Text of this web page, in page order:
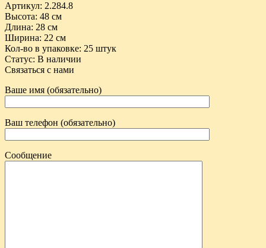
Артикул: 2.284.8
Высота: 48 см
Длина: 28 см
Ширина: 22 см
Кол-во в упаковке: 25 штук
Статус: В наличии
Связаться с нами
Ваше имя (обязательно)
Ваш телефон (обязательно)
Сообщение